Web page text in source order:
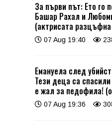
За първи път: Ето го
Башар Рахал и
(актрисата
07 Aug 19:40
Емануела след
Тези деца са
е жал за педофила!
07 Aug 19:36